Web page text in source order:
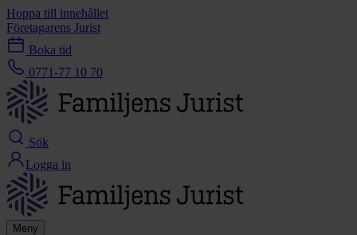
Hoppa till innehållet
Företagarens Jurist
Boka tid
0771-77 10 70
Sök
Logga in
Meny